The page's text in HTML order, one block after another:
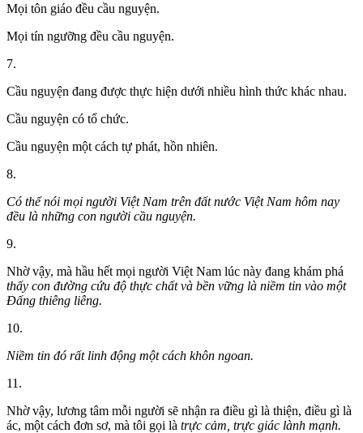
Mọi tôn giáo đều cầu nguyện.
Mọi tín ngưỡng đều cầu nguyện.
7.
Cầu nguyện đang được thực hiện dưới nhiều hình thức khác nhau.
Cầu nguyện có tổ chức.
Cầu nguyện một cách tự phát, hồn nhiên.
8.
Có thể nói mọi người Việt Nam trên đất nước Việt Nam hôm nay
đều là những con người cầu nguyện.
9.
Nhờ vậy, mà hầu hết mọi người Việt Nam lúc này đang khám phá
thấy con đường cứu độ thực chất và bền vững là niềm tin vào một
Đấng thiêng liêng.
10.
Niềm tin đó rất linh động một cách khôn ngoan.
11.
Nhờ vậy, lương tâm mỗi người sẽ nhận ra điều gì là thiện, điều gì là
ác, một cách đơn sơ, mà tôi gọi là trực cảm, trực giác lành mạnh.